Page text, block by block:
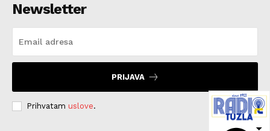
Newsletter
PRIJAVA
Prihvatam uslove.